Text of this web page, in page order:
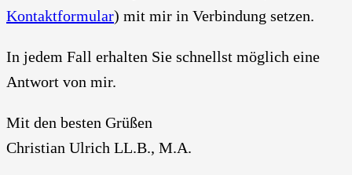
Kon­takt­for­mu­lar) mit mir in Ver­bin­dung set­zen.
In jedem Fall erhal­ten Sie schnellst mög­lich eine
Ant­wort von mir.
Mit den bes­ten Grü­ßen
Chris­ti­an Ulrich LL.B., M.A.